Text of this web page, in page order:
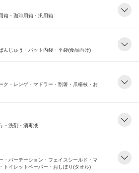
箱・珈琲用箱・汎用箱
んじゅう・バット内袋・平袋(食品向け)
ク・レンゲ・マドラー・割箸・爪楊枝・お
・洗剤・消毒液
・パーテーション・フェイスシールド・マ
トイレットペーパー・おしぼり(タオル)